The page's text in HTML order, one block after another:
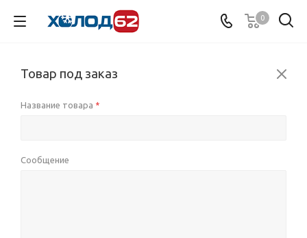
0
Товар под заказ
Название товара *
Сообщение